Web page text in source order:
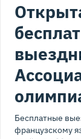
Бесплатные
французскому